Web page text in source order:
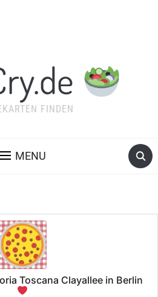
FINDEN
MENU
Toscana Clayallee in Berlin